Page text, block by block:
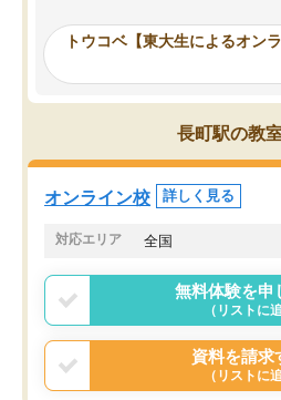
ーティングを行い、その講師で良
見てから講師を決定する事ができま
す。
うちの子は、初回面談の講師の方で
オンラインツールを使用した単語帳
共有があり宿題もそちらで出される
でした。
言う事で講師変更の申し出があり
まりに短期での変更だった為、塾
う事にして退会しました。遅れも
戻せ、授業内容や講師の方は良か
と思います。
トウコベ【東大生によるオン
長町駅の教
オンライン校 詳しく見る
対応エリア 全国
無料体験を申
（リストに
資料を請求
（リストに